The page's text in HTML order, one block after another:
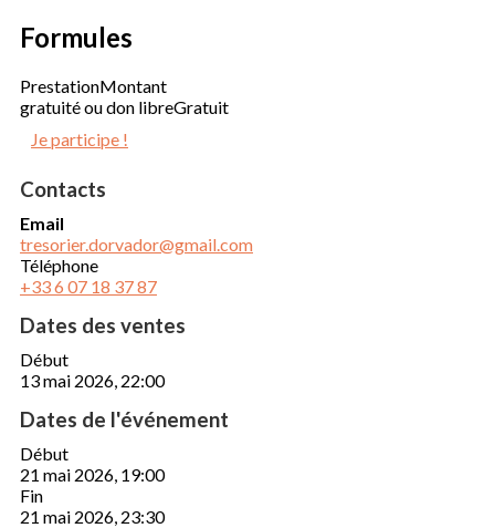
Formules
PrestationMontant
gratuité ou don libreGratuit
Je participe !
Contacts
Email
tresorier.dorvador@gmail.com
Téléphone
+33 6 07 18 37 87
Dates des ventes
Début
13 mai 2026, 22:00
Dates de l'événement
Début
21 mai 2026, 19:00
Fin
21 mai 2026, 23:30